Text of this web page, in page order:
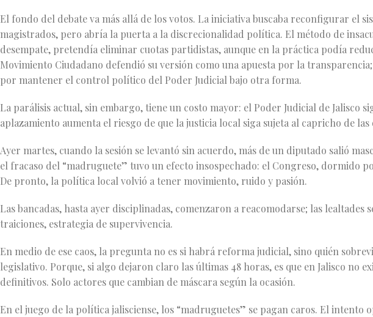
El fondo del debate va más allá de los votos. La iniciativa buscaba reconfigurar el
magistrados, pero abría la puerta a la discrecionalidad política. El método de
desempate, pretendía eliminar cuotas partidistas, aunque en la práctica podía
Movimiento Ciudadano defendió su versión como una apuesta por la
por mantener el control político del Poder Judicial bajo otra forma.
La parálisis actual, sin embargo, tiene un costo mayor: el Poder Judicial de Jalisco
aplazamiento aumenta el riesgo de que la justicia local siga sujeta al capricho de
Ayer martes, cuando la sesión se levantó sin acuerdo, más de un diputado salió
el fracaso del “madruguete” tuvo un efecto insospechado: el Congreso, dormido
De pronto, la política local volvió a tener movimiento, ruido y pasión.
Las bancadas, hasta ayer disciplinadas, comenzaron a reacomodarse; las lealtades
traiciones, estrategia de supervivencia.
En medio de ese caos, la pregunta no es si habrá reforma judicial, sino quién
legislativo. Porque, si algo dejaron claro las últimas 48 horas, es que en Jalisco no
definitivos. Solo actores que cambian de máscara según la ocasión.
En el juego de la política jalisciense, los “madruguetes” se pagan caros. El